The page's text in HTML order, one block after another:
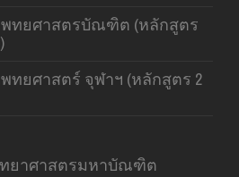
ทยศาสตรบัณฑิต (หลักสูตร
ทยศาสตร์ จุฬาฯ (หลักสูตร 2
ยาศาสตรมหาบัณฑิต